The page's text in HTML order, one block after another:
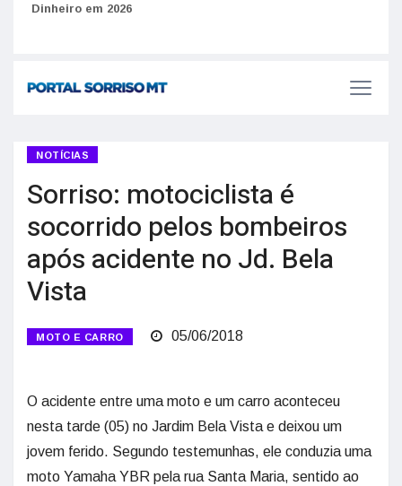
Dinheiro em 2026
NOTÍCIAS
Sorriso: motociclista é
socorrido pelos bombeiros
após acidente no Jd. Bela
Vista
MOTO E CARRO 05/06/2018
O acidente entre uma moto e um carro aconteceu
nesta tarde (05) no Jardim Bela Vista e deixou um
jovem ferido. Segundo testemunhas, ele conduzia uma
moto Yamaha YBR pela rua Santa Maria, sentido ao